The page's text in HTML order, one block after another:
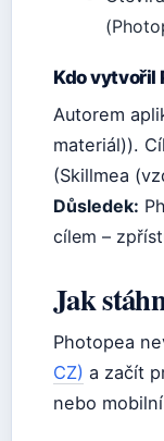
Kdo vytvořil
Autorem
materiál)).
(Skillmea
Důsledek:
cílem –
Jak
Photopea
CZ) a začít
nebo